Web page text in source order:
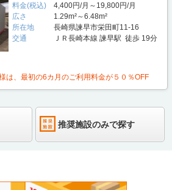
料金(税込)
4,400円/月～19,800円/月
広さ
1.29m²～6.48m²
所在地
長崎県諫早市栄田町11-16
交通
ＪＲ長崎本線 諫早駅 徒歩 19分
は、最初の6カ月のご利用料金が５０％OFF
推奨施設のみで探す